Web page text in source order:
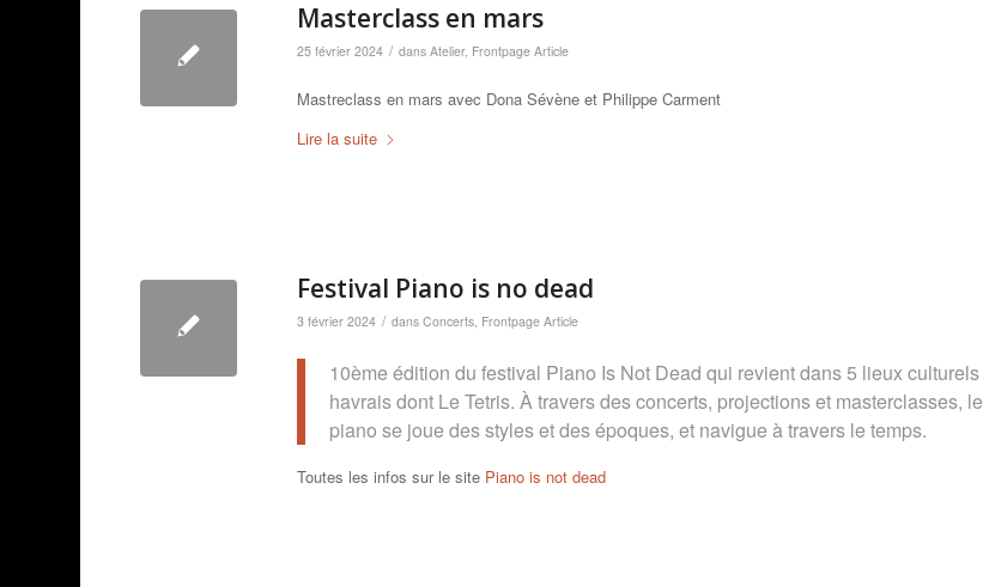
Masterclass en mars
25 février 2024 / dansAtelier, Frontpage Article
Mastreclass en mars avec Dona Sévène et Philippe Carment
Lire la suite
Festival Piano is no dead
3 février 2024 / dansConcerts Frontpage Article
10ème édition du festival Piano Is Not Dead qui revient dans 5 lieux culturels
havrais dont Le Tetris. À travers des concerts, projections et masterclasses, le
piano se joue des styles et des époques, et navigue à travers le temps.
Toutes les infos sur le site Piano is not dead